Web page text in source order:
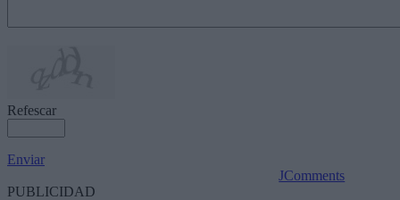
Refescar
Enviar
JComments
PUBLICIDAD